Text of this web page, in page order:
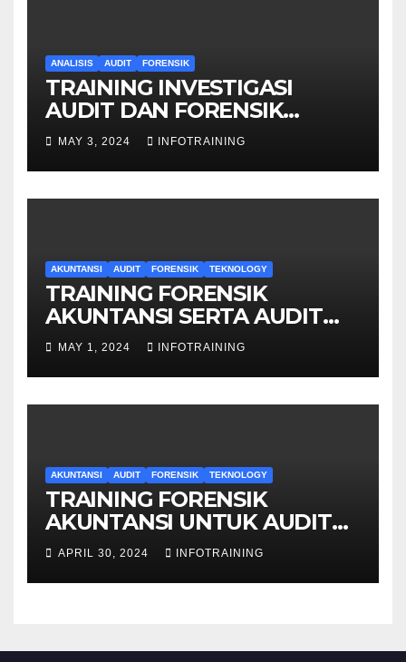
ANALISIS AUDIT FORENSIK
TRAINING INVESTIGASI
AUDIT DAN FORENSIK
KEUANGAN
MAY 3, 2024 INFOTRAINING
AKUNTANSI AUDIT FORENSIK TEKNOLOGY
TRAINING FORENSIK
AKUNTANSI SERTA AUDIT
PENYELIDIKAN
MAY 1, 2024 INFOTRAINING
AKUNTANSI AUDIT FORENSIK TEKNOLOGY
TRAINING FORENSIK
AKUNTANSI UNTUK AUDIT
INVESTIGATIF
APRIL 30, 2024 INFOTRAINING